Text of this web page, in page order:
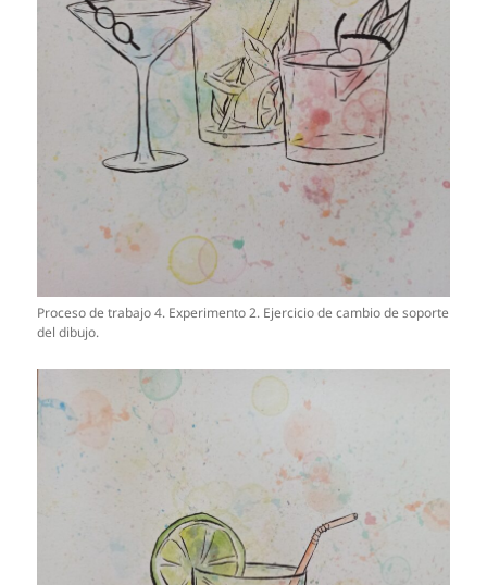
Proceso de trabajo 4. Experimento 2. Ejercicio de cambio de soporte
del dibujo.